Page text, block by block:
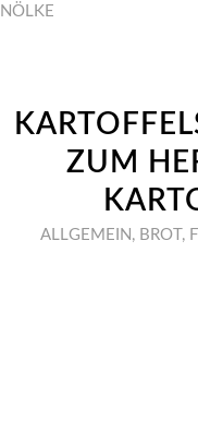
NÖLKE
ZUM
ALLGEMEIN , BROT ,